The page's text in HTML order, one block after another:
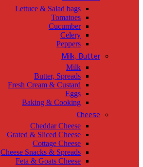
Lettuce & Salad bags
Tomatoes
Cucumber
Celery
Peppers
Milk, Butter
Milk
Butter, Spreads
Fresh Cream & Custard
Eggs
Baking & Cooking
Cheese
Cheddar Cheese
Grated & Sliced Cheese
Cottage Cheese
Cheese Snacks & Spreads
Feta & Goats Cheese